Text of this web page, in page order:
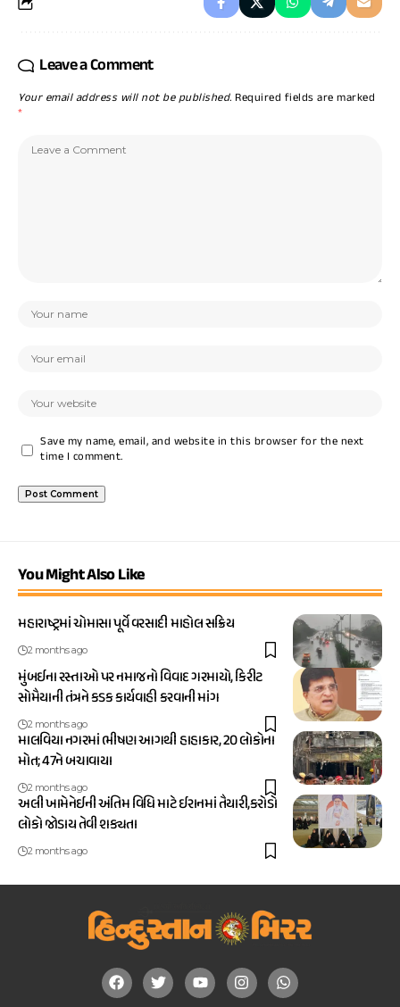
Leave a Comment
Your email address will not be published. Required fields are marked
*
Save my name, email, and website in this browser for the next
time I comment.
You Might Also Like
મહારાષ્ટ્રમાં ચોમાસા પૂર્વે વરસાદી માહોલ સક્રિય
2 months ago
મુંબઈના રસ્તાઓ પર નમાજનો વિવાદ ગરમાયો, કિરીટ
સોમૈયાની તંત્રને કડક કાર્યવાહી કરવાની માંગ
2 months ago
માલવિયા નગરમાં ભીષણ આગથી હાહાકાર, 20 લોકોના
મોત; 47ને બચાવાયા
2 months ago
અલી ખામેનેઈની અંતિમ વિધિ માટે ઈરાનમાં તૈયારી,કરોડો
લોકો જોડાય તેવી શક્યતા
2 months ago